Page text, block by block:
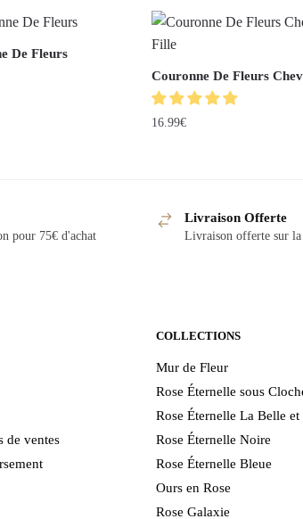
De Fleurs
Couronne De Fleurs
16.99€
pour 75€ d'achat
Livraison Offerte
Livraison offerte sur
de ventes
COLLECTIONS
Mur de Fleur
Rose Éternelle sous
Rose Éternelle La Belle et
Rose Éternelle Noire
Rose Éternelle Bleue
Ours en Rose
Rose Galaxie